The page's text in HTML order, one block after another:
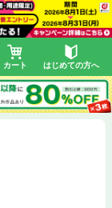
カート はじめての方へ